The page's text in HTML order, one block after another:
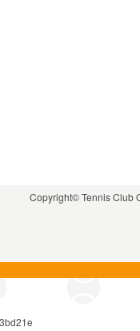
Copyright© Tennis Club